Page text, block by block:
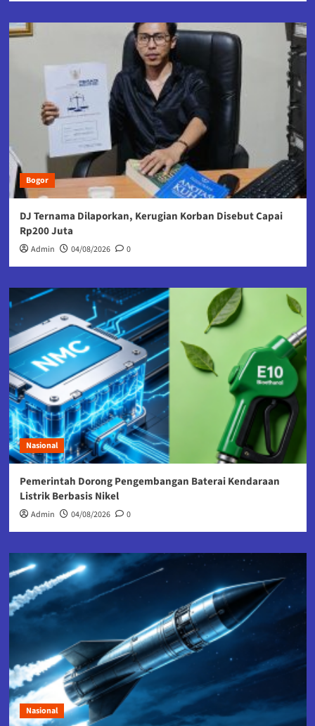
Bogor
DJ Ternama Dilaporkan, Kerugian Korban Disebut Capai
Rp200 Juta
Admin 04/08/2026 0
Nasional
Pemerintah Dorong Pengembangan Baterai Kendaraan
Listrik Berbasis Nikel
Admin 04/08/2026 0
Nasional